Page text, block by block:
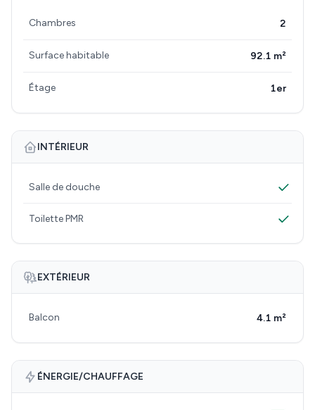
Chambres 2
Surface habitable 92.1 m²
Étage 1er
INTÉRIEUR
Salle de douche
Toilette PMR
EXTÉRIEUR
Balcon 4.1 m²
ÉNERGIE/CHAUFFAGE